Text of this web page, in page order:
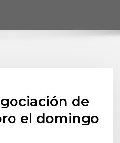
de
el domingo